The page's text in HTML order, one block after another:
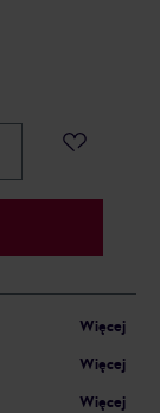
Więcej
Więcej
Więcej